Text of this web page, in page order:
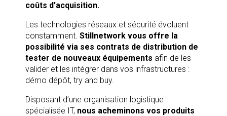
coûts d’acquisition.
Les technologies réseaux et sécurité évoluent
constamment. Stillnetwork vous offre la
possibilité via ses contrats de distribution de
tester de nouveaux équipements afin de les
valider et les intégrer dans vos infrastructures :
démo dépôt, try and buy.
Disposant d’une organisation logistique
spécialisée IT, nous acheminons vos produits